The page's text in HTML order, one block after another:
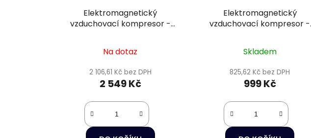
Elektromagnetický
vzduchovací kompresor -
Na dotaz
2 106,61 Kč bez DPH
2 549 Kč
Elektromagnetický
vzduchovací kompresor -
Skladem
825,62 Kč bez DPH
999 Kč